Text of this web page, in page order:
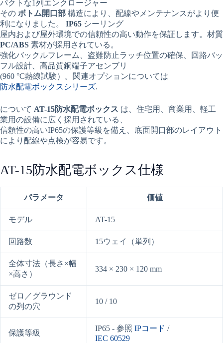
パクトな1列エンクロージャー
その ボトム開口部 構造により、配線やメンテナンスがより便
利になりました。 IP65 シーリング
屋内および屋外環境での信頼性の高い動作を保証します。材質
PC/ABS 素材が採用されている。
強化バックルフレーム、盗難防止ラッチ位置の確保、回路バッ
フル設計、高品質銅端子アセンブリ
(960 °C熱線試験）。関連オプションについては
防水配電ボックスシリーズ.
について AT-15防水配電ボックス は、住宅用、商業用、軽工
業用の設備に広く採用されている、
信頼性の高いIP65の保護等級を備え、底面開口部のレイアウト
により配線や点検が容易です。
AT-15防水配電ボックス仕様
パラメータ 価値
モデル AT-15
回路数 15ウェイ（単列）
全体寸法（長さ×幅
×高さ）
334 × 230 × 120 mm
ゼロ／グラウンド
の列の穴
10 / 10
保護等級
IP65 - 参照 IPコード /
IEC 60529